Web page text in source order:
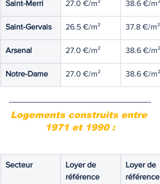
Saint-Merri 27.0 €/m² 38.6 €/m²
Saint-Gervais 26.5 €/m² 37.8 €/m²
Arsenal 27.0 €/m² 38.6 €/m²
Notre-Dame 27.0 €/m² 38.6 €/m²
Logements construits entre
1971 et 1990 :
Secteur
Loyer de
référence
Loyer de
référence